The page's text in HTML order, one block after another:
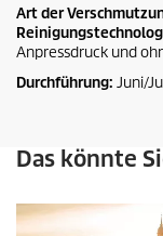
Art der
Anpressdruck und
Durchführung: Juni/
Das könnte